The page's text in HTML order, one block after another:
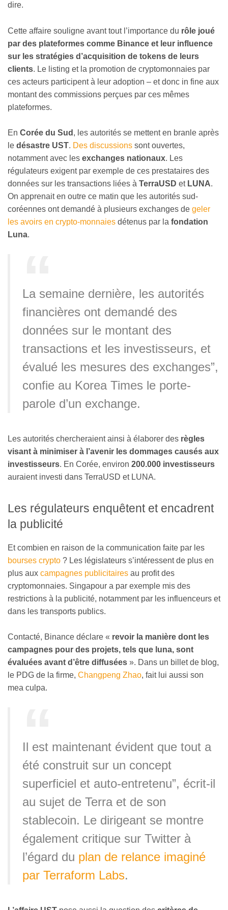
dire.
Cette affaire souligne avant tout l’importance du rôle joué
par des plateformes comme Binance et leur influence
sur les stratégies d’acquisition de tokens de leurs
clients. Le listing et la promotion de cryptomonnaies par
ces acteurs participent à leur adoption – et donc in fine aux
montant des commissions perçues par ces mêmes
plateformes.
En Corée du Sud , les autorités se mettent en branle après
le désastre UST. Des discussions sont ouvertes,
notamment avec les exchanges nationaux. Les
régulateurs exigent par exemple de ces prestataires des
données sur les transactions liées à TerraUSD et LUNA.
On apprenait en outre ce matin que les autorités sud-
coréennes ont demandé à plusieurs exchanges de geler
les avoirs en crypto-monnaies détenus par la fondation
Luna.
La semaine dernière, les autorités
financières ont demandé des
données sur le montant des
transactions et les investisseurs, et
évalué les mesures des exchanges”,
confie au Korea Times le porte-
parole d’un exchange.
Les autorités chercheraient ainsi à élaborer des règles
visant à minimiser à l’avenir les dommages causés aux
investisseurs. En Corée, environ 200.000 investisseurs
auraient investi dans TerraUSD et LUNA.
Les régulateurs enquêtent et encadrent
la publicité
Et combien en raison de la communication faite par les
bourses crypto ? Les législateurs s’intéressent de plus en
plus aux campagnes publicitaires au profit des
cryptomonnaies. Singapour a par exemple mis des
restrictions à la publicité, notamment par les influenceurs et
dans les transports publics.
Contacté, Binance déclare « revoir la manière dont les
campagnes pour des projets, tels que luna, sont
évaluées avant d’être diffusées ». Dans un billet de blog,
le PDG de la firme, Changpeng Zhao, fait lui aussi son
mea culpa.
Il est maintenant évident que tout a
été construit sur un concept
superficiel et auto-entretenu”, écrit-il
au sujet de Terra et de son
stablecoin. Le dirigeant se montre
également critique sur Twitter à
l’égard du plan de relance imaginé
par Terraform Labs.